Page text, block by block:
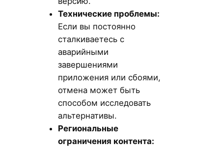
Технические проблемы:
Если вы постоянно
сталкиваетесь с
аварийными
завершениями
приложения или сбоями,
отмена может быть
способом исследовать
альтернативы.
Региональные
ограничения контента: